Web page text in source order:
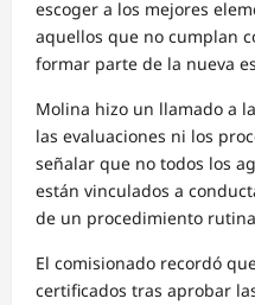
escoger a los mejores
aquellos que no cumplan
formar parte de la nueva
Molina hizo un llamado a
las evaluaciones ni los
señalar que no todos los
están vinculados a
de un procedimiento
El comisionado recordó
certificados tras aprobar